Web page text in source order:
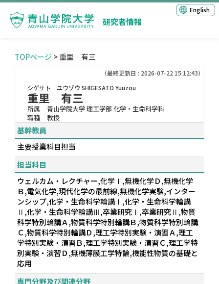
研究者情報
English
TOPページ > 重里 有三
（最終更新日 : 2026-07-22 15:12:43）
シゲサト ユウゾウ SHIGESATO Yuuzou
重里 有三
所属
青山学院大学 理工学部 化学・生命科学科
職種
教授
基幹教員
主要授業科目担当
担当科目
ウェルカム・レクチャー,化学Ⅰ,無機化学Ｄ,無機化学
Ｂ,電気化学,現代化学の最前線,無機化学実験,インター
ンシップ,化学・生命科学輪講Ⅰ,化学・生命科学輪講
Ⅱ,化学・生命科学輪講Ⅲ,卒業研究Ⅰ,卒業研究Ⅱ,物質
科学特別輪講Ａ,物質科学特別輪講Ｂ,物質科学特別輪講
Ｃ,物質科学特別輪講Ｄ,理工学特別実験・演習Ａ,理工
学特別実験・演習Ｂ,理工学特別実験・演習Ｃ,理工学特
別実験・演習Ｄ,無機薄膜工学特論,機能性物質の基礎と
応用
専門分野及び関連分野